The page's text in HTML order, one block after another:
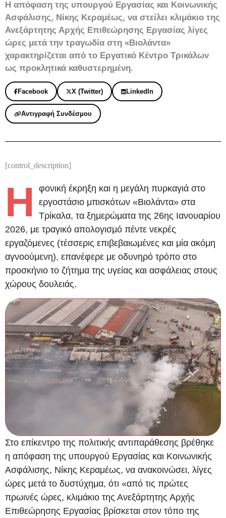
Η απόφαση της υπουργού Εργασίας και Κοινωνικής
Ασφάλισης, Νίκης Κεραμέως, να στείλει κλιμάκιο της
Ανεξάρτητης Αρχής Επιθεώρησης Εργασίας λίγες
ώρες μετά την τραγωδία στη «Βιολάντα»
χαρακτηρίζεται από το Εργατικό Κέντρο Τρικάλων
ως προκλητικά καθυστερημένη.
Facebook X (Twitter) LinkedIn
Αντιγραφή Συνδέσμου
[control_description]
Η
φονική έκρηξη και η μεγάλη πυρκαγιά στο
εργοστάσιο μπισκότων «Βιολάντα» στα
Τρίκαλα, τα ξημερώματα της 26ης Ιανουαρίου
2026, με τραγικό απολογισμό πέντε νεκρές
εργαζόμενες (τέσσερις επιβεβαιωμένες και μία ακόμη
αγνοούμενη), επανέφερε με οδυνηρό τρόπο στο
προσκήνιο το ζήτημα της υγείας και ασφάλειας στους
χώρους δουλειάς.
Στο επίκεντρο της πολιτικής αντιπαράθεσης βρέθηκε
η απόφαση της υπουργού Εργασίας και Κοινωνικής
Ασφάλισης, Νίκης Κεραμέως, να ανακοινώσει, λίγες
ώρες μετά το δυστύχημα, ότι «από τις πρώτες
πρωινές ώρες, κλιμάκιο της Ανεξάρτητης Αρχής
Επιθεώρησης Εργασίας βρίσκεται στον τόπο της